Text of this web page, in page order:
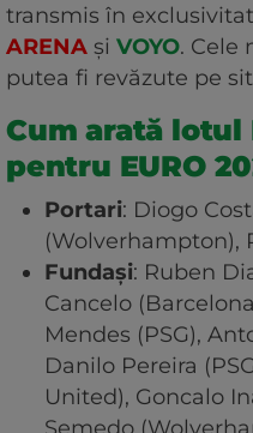
transmis în
ARENA și VOYO. Cele
putea fi revăzute pe
Cum arată
pentru EURO
Portari: Diogo
(Wolverhampton),
Fundași: Ruben
Cancelo
Mendes (PSG),
Danilo Pereira
United), Goncalo